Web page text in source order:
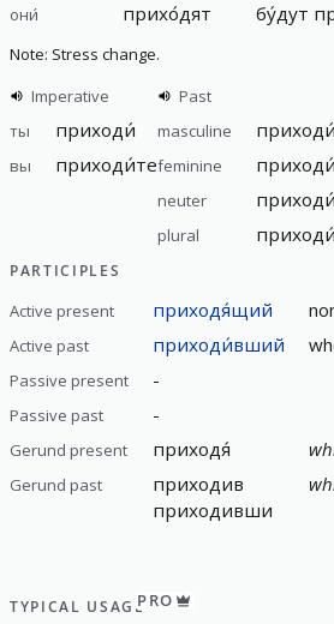
они́ прихо́дят бу́дут
Note: Stress change.
Imperative
ты
приходи́
вы приходи́те
Past
masculine
feminine
neuter
plural
PARTICIPLES
Active present приходя́щий
Active past приходи́вший
Passive present -
Passive past -
Gerund present приходя́
Gerund past
приходив
приходивши
TYPICAL USAGEPRO